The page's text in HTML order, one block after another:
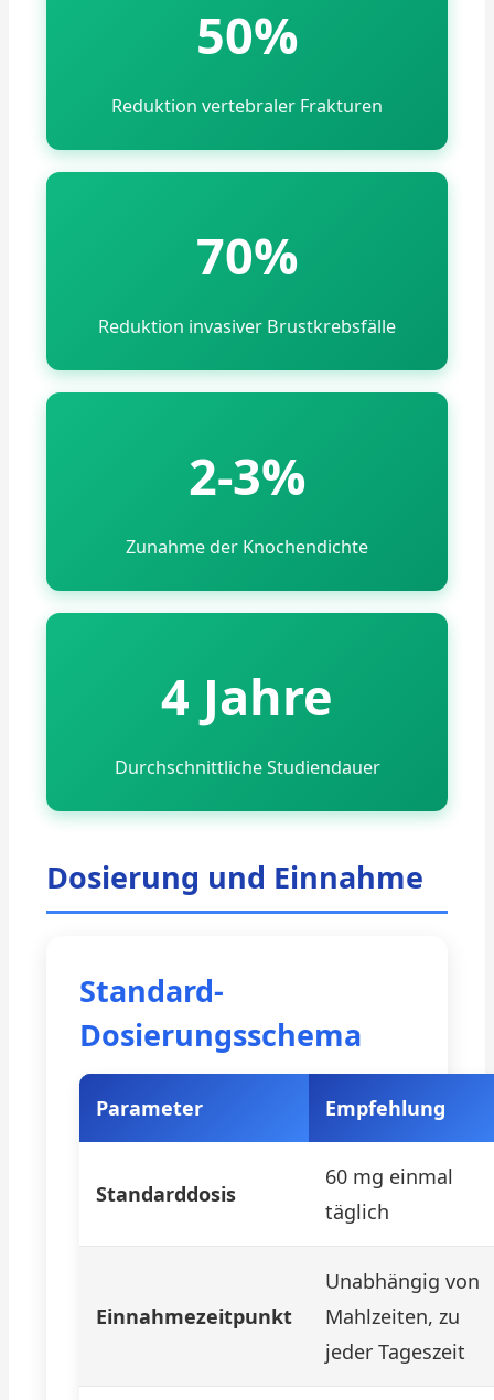
50%
Reduktion vertebraler Frakturen
70%
Reduktion invasiver Brustkrebsfälle
2-3%
Zunahme der Knochendichte
4 Jahre
Durchschnittliche Studiendauer
Dosierung und Einnahme
Standard-
Dosierungsschema
Parameter Empfehlung
Standarddosis
60 mg einmal
täglich
Einnahmezeitpunkt
Unabhängig von
Mahlzeiten, zu
jeder Tageszeit